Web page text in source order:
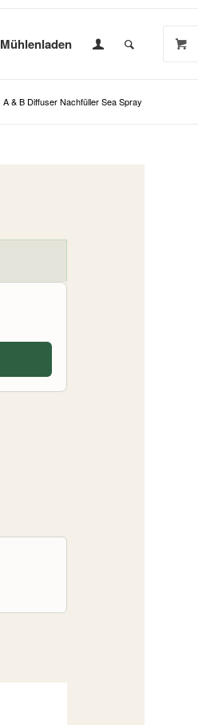
Mühlenladen
A & B Diffuser Nachfüller Sea Spray